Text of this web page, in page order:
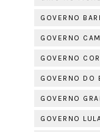
GOVERNO
GOVERNO
GOVERNO
GOVERNO DO
GOVERNO
GOVERNO